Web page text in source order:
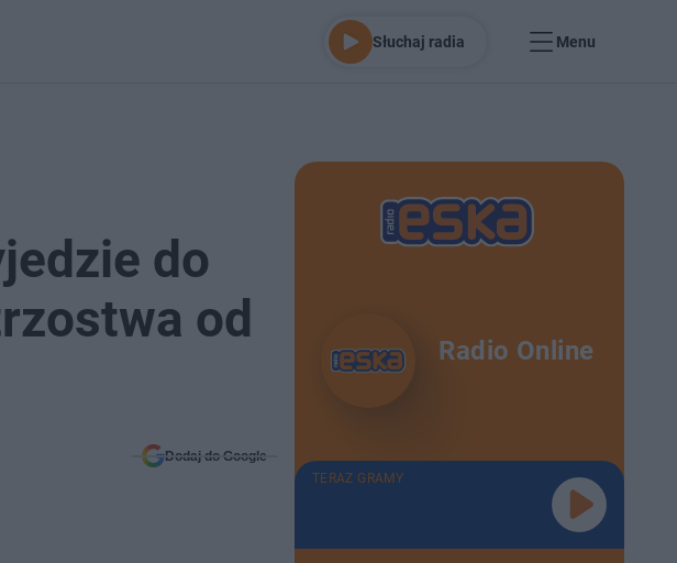
Słuchaj radia Menu
do
od
Dodaj do Google
Radio Online
TERAZ GRAMY